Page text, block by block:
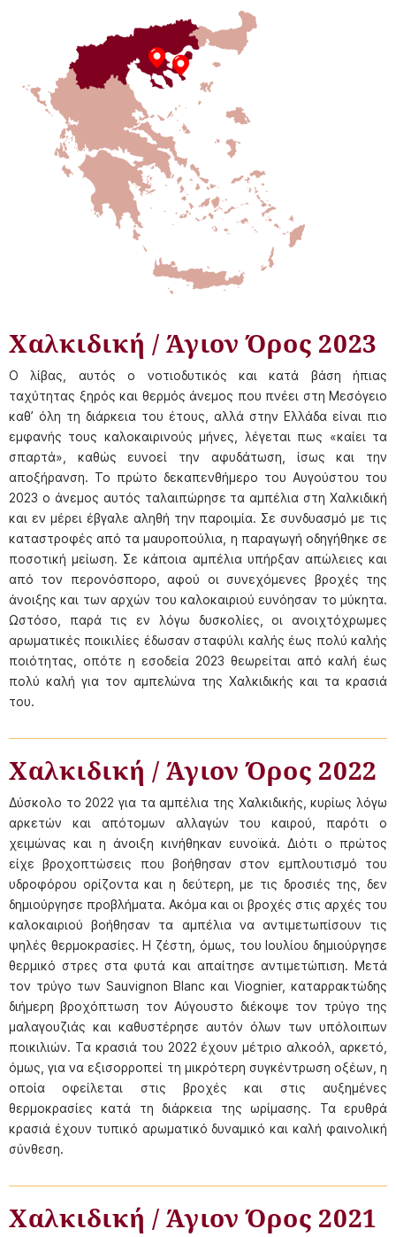
Χαλκιδική / Άγιον Όρος 2023
Ο λίβας, αυτός ο νοτιοδυτικός και κατά βάση ήπιας
ταχύτητας ξηρός και θερμός άνεμος που πνέει στη Μεσόγειο
καθ’ όλη τη διάρκεια του έτους, αλλά στην Ελλάδα είναι πιο
εμφανής τους καλοκαιρινούς μήνες, λέγεται πως «καίει τα
σπαρτά», καθώς ευνοεί την αφυδάτωση, ίσως και την
αποξήρανση. Το πρώτο δεκαπενθήμερο του Αυγούστου του
2023 ο άνεμος αυτός ταλαιπώρησε τα αμπέλια στη Χαλκιδική
και εν μέρει έβγαλε αληθή την παροιμία. Σε συνδυασμό με τις
καταστροφές από τα μαυροπούλια, η παραγωγή οδηγήθηκε σε
ποσοτική μείωση. Σε κάποια αμπέλια υπήρξαν απώλειες και
από τον περονόσπορο, αφού οι συνεχόμενες βροχές της
άνοιξης και των αρχών του καλοκαιριού ευνόησαν το μύκητα.
Ωστόσο, παρά τις εν λόγω δυσκολίες, οι ανοιχτόχρωμες
αρωματικές ποικιλίες έδωσαν σταφύλι καλής έως πολύ καλής
ποιότητας, οπότε η εσοδεία 2023 θεωρείται από καλή έως
πολύ καλή για τον αμπελώνα της Χαλκιδικής και τα κρασιά
του.
Χαλκιδική / Άγιον Όρος 2022
Δύσκολο το 2022 για τα αμπέλια της Χαλκιδικής, κυρίως λόγω
αρκετών και απότομων αλλαγών του καιρού, παρότι ο
χειμώνας και η άνοιξη κινήθηκαν ευνοϊκά. Διότι ο πρώτος
είχε βροχοπτώσεις που βοήθησαν στον εμπλουτισμό του
υδροφόρου ορίζοντα και η δεύτερη, με τις δροσιές της, δεν
δημιούργησε προβλήματα. Ακόμα και οι βροχές στις αρχές του
καλοκαιριού βοήθησαν τα αμπέλια να αντιμετωπίσουν τις
ψηλές θερμοκρασίες. Η ζέστη, όμως, του Ιουλίου δημιούργησε
θερμικό στρες στα φυτά και απαίτησε αντιμετώπιση. Μετά
τον τρύγο των Sauvignon Blanc και Viognier, καταρρακτώδης
διήμερη βροχόπτωση τον Αύγουστο διέκοψε τον τρύγο της
μαλαγουζιάς και καθυστέρησε αυτόν όλων των υπόλοιπων
ποικιλιών. Τα κρασιά του 2022 έχουν μέτριο αλκοόλ, αρκετό,
όμως, για να εξισορροπεί τη μικρότερη συγκέντρωση οξέων, η
οποία οφείλεται στις βροχές και στις αυξημένες
θερμοκρασίες κατά τη διάρκεια της ωρίμασης. Τα ερυθρά
κρασιά έχουν τυπικό αρωματικό δυναμικό και καλή φαινολική
σύνθεση.
Χαλκιδική / Άγιον Όρος 2021